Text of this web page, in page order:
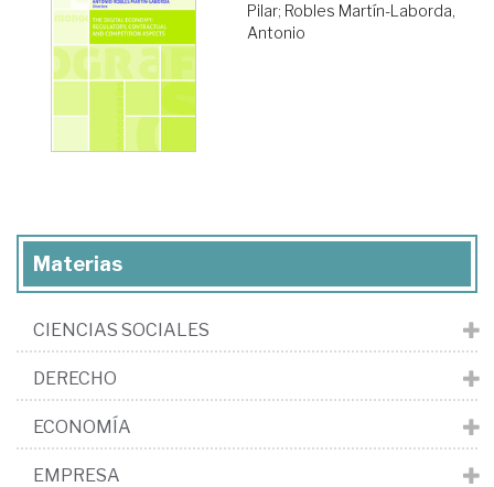
Pilar; Robles Martín-Laborda,
Antonio
Materias
CIENCIAS SOCIALES
DERECHO
ECONOMÍA
EMPRESA